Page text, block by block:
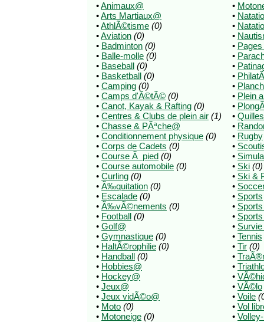
•Animaux@
•Arts Martiaux@
•AthlÃ©tisme (0)
•Aviation (0)
• Badminton (0)
• Balle-molle (0)
• Baseball (0)
• Basketball (0)
• Camping (0)
• Camps d'Ã©tÃ© (0)
• Canot, Kayak & Rafting (0)
• Centres & Clubs de plein air (1)
• Chasse & PÃªche@
• Conditionnement physique (0)
• Corps de Cadets (0)
• Course Ã pied (0)
• Course automobile (0)
• Curling (0)
• Ã‰quitation (0)
• Escalade (0)
• Ã‰vÃ©nements (0)
• Football (0)
• Golf@
• Gymnastique (0)
• HaltÃ©rophilie (0)
• Handball (0)
• Hobbies@
• Hockey@
• Jeux@
• Jeux vidÃ©o@
• Moto (0)
• Motoneige (0)
•
•
•
•
•
•
•
•
•
• Plein
•
• Quilles
•
• Rugby
•
•
• Ski (0)
• Ski &
•
• Sports
•
•
• Survie
• Tennis
• Tir (0)
•
•
•
• VÃ©lo
• Voile
• Vol
•